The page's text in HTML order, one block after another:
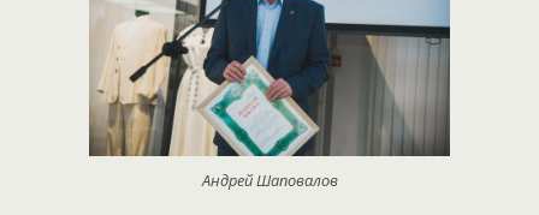
Андрей Шаповалов